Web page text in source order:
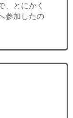
、とにかく
参加したの